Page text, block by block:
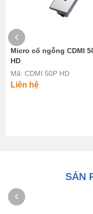
Micro cổ ngỗng CDMI
HD
Mã: CDMI 50P HD
Liên hệ
SẢN